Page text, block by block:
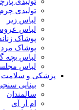
تولیدی چرم
لباس زیر
لباس
پوشاک زنانه
پوشاک
لباس بچه
لباس
پزشکی و سلامت
بینایی سنجی
سالمندان
ام آر آی